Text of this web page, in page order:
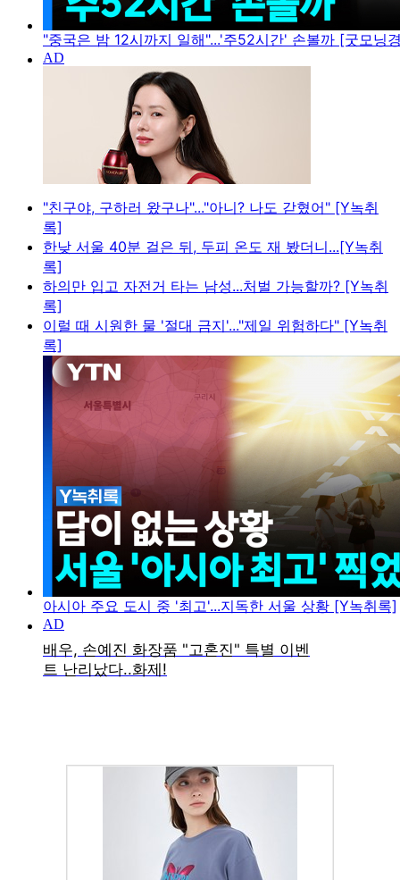
"중국은 밤 12시까지 일해"...'주52시간' 손볼까 [굿모닝
"친구야, 구하러 왔구나"..."아니? 나도 갇혔어" [Y녹취
록]
한낮 서울 40분 걸은 뒤, 두피 온도 재 봤더니...[Y녹취
록]
하의만 입고 자전거 타는 남성...처벌 가능할까? [Y녹취
록]
이럴 때 시원한 물 '절대 금지'..."제일 위험하다" [Y녹취
록]
아시아 주요 도시 중 '최고'...지독한 서울 상황 [Y녹취록]